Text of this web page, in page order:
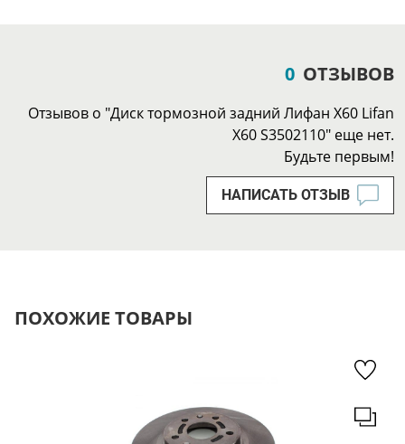
0 ОТЗЫВОВ
Отзывов о "Диск тормозной задний Лифан Х60 Lifan
X60 S3502110" еще нет.
Будьте первым!
НАПИСАТЬ ОТЗЫВ
ПОХОЖИЕ ТОВАРЫ